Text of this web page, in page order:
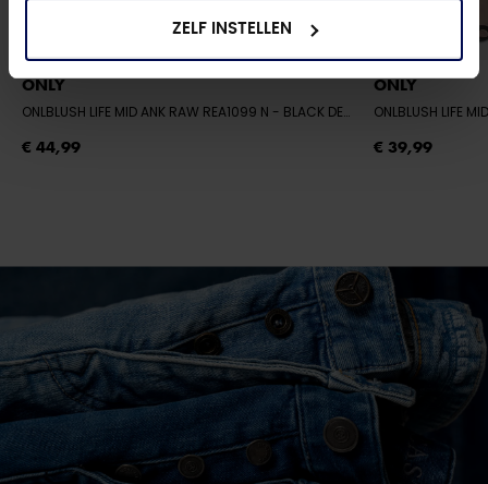
ZELF INSTELLEN
ONLY
ONLBLUSH LIFE MID ANK RAW REA1099 N - BLACK DENIM - BLACK DENIM
€ 44,99
ONLY
€ 39,99